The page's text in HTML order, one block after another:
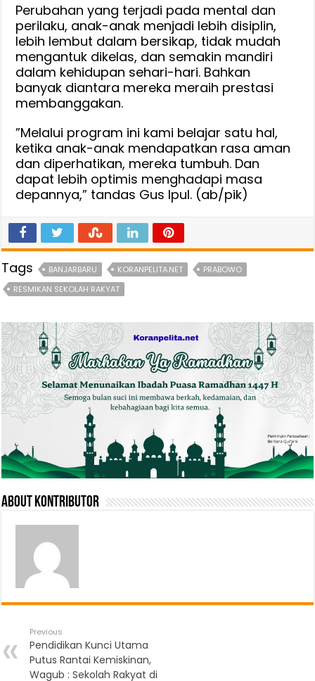
Perubahan yang terjadi pada mental dan
perilaku, anak-anak menjadi lebih disiplin,
lebih lembut dalam bersikap, tidak mudah
mengantuk dikelas, dan semakin mandiri
dalam kehidupan sehari-hari. Bahkan
banyak diantara mereka meraih prestasi
membanggakan.
‎‎”Melalui program ini kami belajar satu hal,
ketika anak-anak mendapatkan rasa aman
dan diperhatikan, mereka tumbuh. Dan
dapat lebih optimis menghadapi masa
depannya,” tandas Gus Ipul. (ab/pik)
Tags BANJARBARU KORANPELITA.NET
PRABOWO
RESMIKAN SEKOLAH RAKYAT
About Kontributor
Previous
Pendidikan Kunci Utama
Putus Rantai Kemiskinan,
Wagub : Sekolah Rakyat di